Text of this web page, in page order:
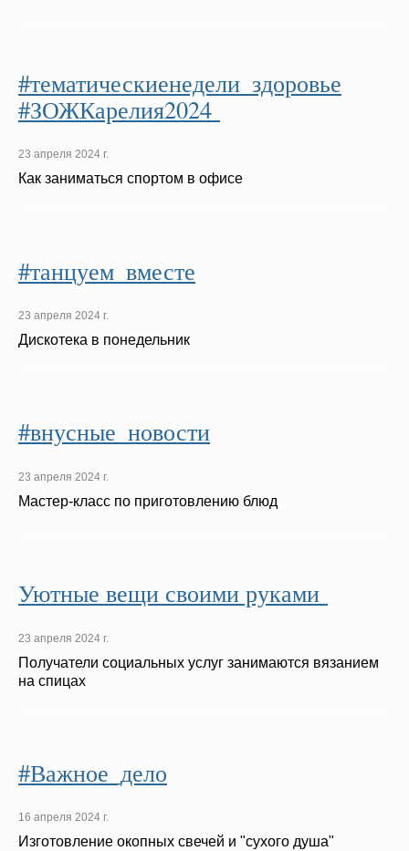
#тематическиенедели_здоровье
#ЗОЖКарелия2024
23 апреля 2024 г.
Как заниматься спортом в офисе
#танцуем_вместе
23 апреля 2024 г.
Дискотека в понедельник
#внусные_новости
23 апреля 2024 г.
Мастер-класс по приготовлению блюд
Уютные вещи своими руками
23 апреля 2024 г.
Получатели социальных услуг занимаются вязанием
на спицах
#Важное_дело
16 апреля 2024 г.
Изготовление окопных свечей и "сухого душа"